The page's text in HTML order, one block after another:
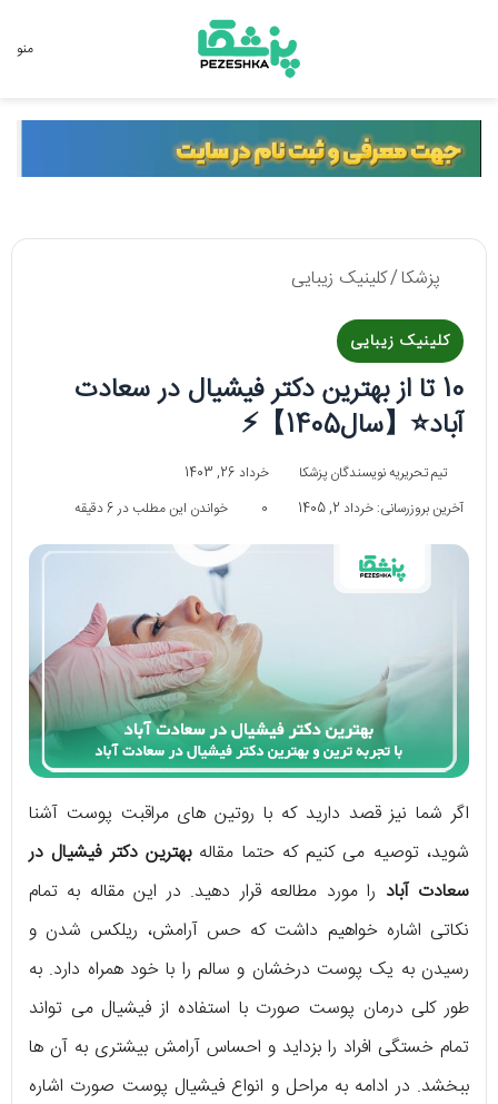
منو
پزشکا/کلینیک زیبایی
کلینیک زیبایی
10 تا از بهترین دکتر فیشیال در سعادت
آباد⭐【سال1405】⚡️
تیم تحریریه نویسندگان پزشکا
خرداد 26, 1403
آخرین بروزرسانی: خرداد 2, 1405
0 خواندن این مطلب در 6 دقیقه
اگر شما نیز قصد دارید که با روتین‌ های مراقبت پوست آشنا
شوید، توصیه می‌ کنیم که حتما مقاله‌بهترین دکتر فیشیال در
سعادت آباد را مورد مطالعه قرار دهید. در این مقاله به تمام
نکاتی اشاره خواهیم داشت که حس آرامش، ریلکس شدن و
رسیدن به یک پوست درخشان و سالم را با خود همراه دارد. به
طور کلی درمان پوست صورت با استفاده از فیشیال می‌ تواند
تمام خستگی افراد را بزداید و احساس آرامش بیشتری به آن ها
ببخشد. در ادامه به مراحل و انواع فیشیال پوست صورت اشاره